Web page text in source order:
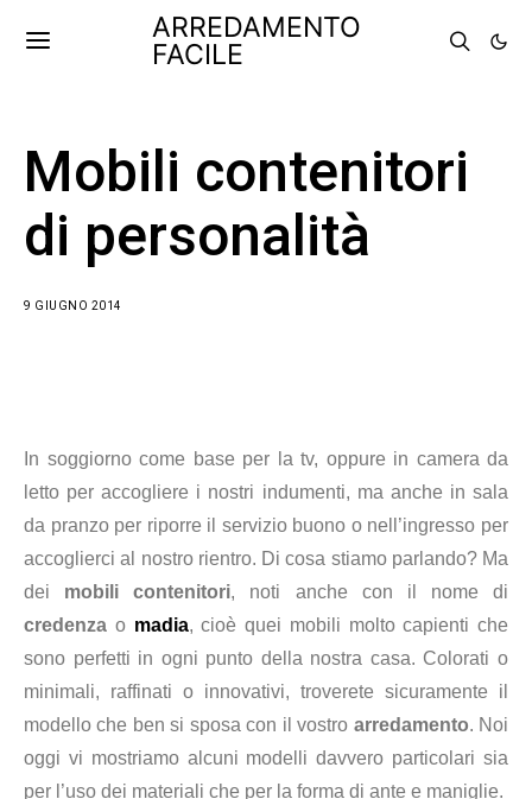
ARREDAMENTO
FACILE
Mobili contenitori
di personalità
9 GIUGNO 2014
In soggiorno come base per la tv, oppure in camera da
letto per accogliere i nostri indumenti, ma anche in sala
da pranzo per riporre il servizio buono o nell’ingresso per
accoglierci al nostro rientro. Di cosa stiamo parlando? Ma
dei mobili contenitori, noti anche con il nome di
credenza o madia, cioè quei mobili molto capienti che
sono perfetti in ogni punto della nostra casa. Colorati o
minimali, raffinati o innovativi, troverete sicuramente il
modello che ben si sposa con il vostro arredamento. Noi
oggi vi mostriamo alcuni modelli davvero particolari sia
per l’uso dei materiali che per la forma di ante e maniglie.